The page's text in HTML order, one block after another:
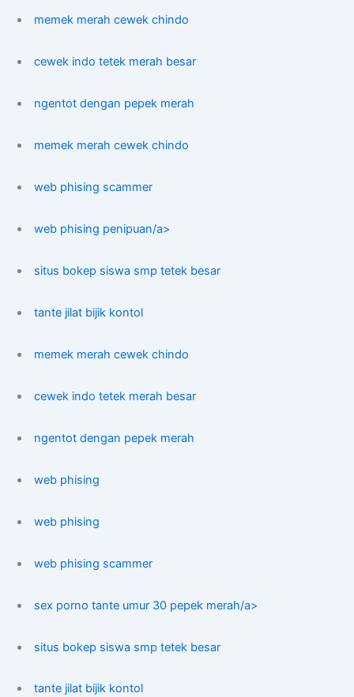
memek merah cewek chindo
cewek indo tetek merah besar
ngentot dengan pepek merah
memek merah cewek chindo
web phising scammer
web phising penipuan/a>
situs bokep siswa smp tetek besar
tante jilat bijik kontol
memek merah cewek chindo
cewek indo tetek merah besar
ngentot dengan pepek merah
web phising
web phising
web phising scammer
sex porno tante umur 30 pepek merah/a>
situs bokep siswa smp tetek besar
tante jilat bijik kontol